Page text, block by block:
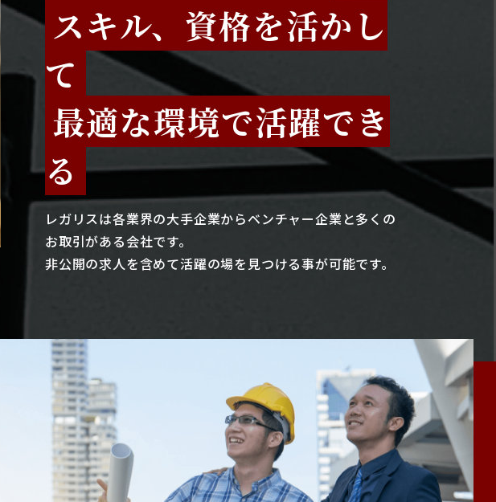
スキル、資格を活かし
て
最適な環境で活躍でき
る
レガリスは各業界の大手企業からベンチャー企業と多くの
お取引がある会社です。
非公開の求人を含めて活躍の場を見つける事が可能です。